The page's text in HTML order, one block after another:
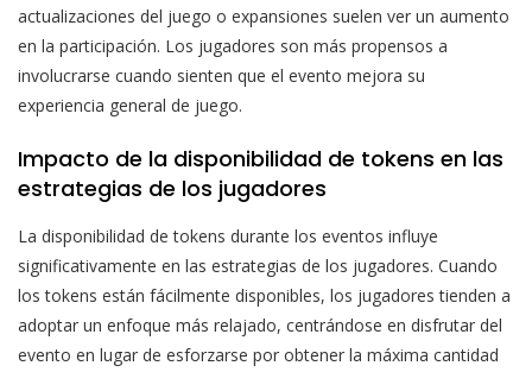
actualizaciones del juego o expansiones suelen ver un aumento
en la participación. Los jugadores son más propensos a
involucrarse cuando sienten que el evento mejora su
experiencia general de juego.
Impacto de la disponibilidad de tokens en las
estrategias de los jugadores
La disponibilidad de tokens durante los eventos influye
significativamente en las estrategias de los jugadores. Cuando
los tokens están fácilmente disponibles, los jugadores tienden a
adoptar un enfoque más relajado, centrándose en disfrutar del
evento en lugar de esforzarse por obtener la máxima cantidad